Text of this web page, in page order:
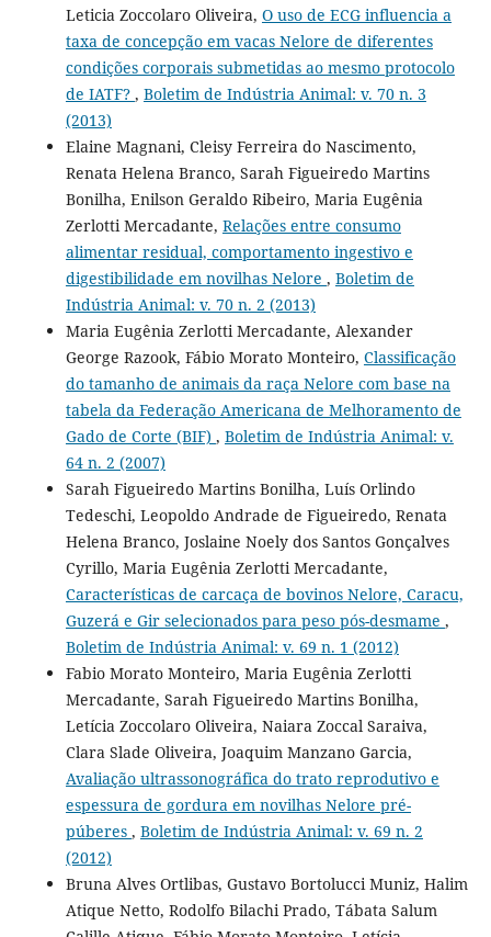
Leticia Zoccolaro Oliveira, O uso de ECG influencia a
taxa de concepção em vacas Nelore de diferentes
condições corporais submetidas ao mesmo protocolo
de IATF? , Boletim de Indústria Animal: v. 70 n. 3
(2013)
Elaine Magnani, Cleisy Ferreira do Nascimento,
Renata Helena Branco, Sarah Figueiredo Martins
Bonilha, Enilson Geraldo Ribeiro, Maria Eugênia
Zerlotti Mercadante, Relações entre consumo
alimentar residual, comportamento ingestivo e
digestibilidade em novilhas Nelore , Boletim de
Indústria Animal: v. 70 n. 2 (2013)
Maria Eugênia Zerlotti Mercadante, Alexander
George Razook, Fábio Morato Monteiro, Classificação
do tamanho de animais da raça Nelore com base na
tabela da Federação Americana de Melhoramento de
Gado de Corte (BIF) , Boletim de Indústria Animal: v.
64 n. 2 (2007)
Sarah Figueiredo Martins Bonilha, Luís Orlindo
Tedeschi, Leopoldo Andrade de Figueiredo, Renata
Helena Branco, Joslaine Noely dos Santos Gonçalves
Cyrillo, Maria Eugênia Zerlotti Mercadante,
Características de carcaça de bovinos Nelore, Caracu,
Guzerá e Gir selecionados para peso pós-desmame ,
Boletim de Indústria Animal: v. 69 n. 1 (2012)
Fabio Morato Monteiro, Maria Eugênia Zerlotti
Mercadante, Sarah Figueiredo Martins Bonilha,
Letícia Zoccolaro Oliveira, Naiara Zoccal Saraiva,
Clara Slade Oliveira, Joaquim Manzano Garcia,
Avaliação ultrassonográfica do trato reprodutivo e
espessura de gordura em novilhas Nelore pré-
púberes , Boletim de Indústria Animal: v. 69 n. 2
(2012)
Bruna Alves Ortlibas, Gustavo Bortolucci Muniz, Halim
Atique Netto, Rodolfo Bilachi Prado, Tábata Salum